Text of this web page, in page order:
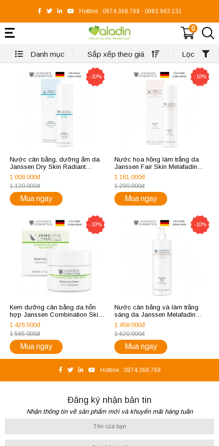
Hotline : 0974.368.768 - 0983.993.131
0
Danh mục Sắp xếp theo giá Lọc
-10%
Nước cân bằng, dưỡng ẩm da
Janssen Dry Skin Radiant
Firming Tonic 200ml
1.008.000đ
1.120.000đ
Mua ngay
-10%
Nước hoa hồng làm trắng da
Janssen Fair Skin Melafadin
Toner 100ml
1.161.000đ
1.290.000đ
Mua ngay
-10%
Kem dưỡng cân bằng da hỗn
hợp Janssen Combination Skin
Balancing Cream
1.426.500đ
1.585.000đ
Mua ngay
-10%
Nước cân bằng và làm trắng
sáng da Janssen Melafadin
Toner 500ml
1.458.000đ
1.620.000đ
Mua ngay
Hotline : 0974.368.768
Đăng ký nhận bản tin
Nhận thông tin về sản phẩm mới và khuyến mãi hàng tuần